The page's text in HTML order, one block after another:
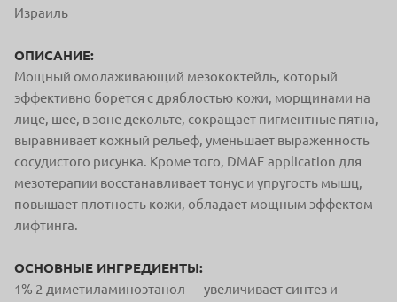
Израиль
ОПИСАНИЕ:
Мощный омолаживающий мезококтейль, который
эффективно борется с дряблостью кожи, морщинами на
лице, шее, в зоне декольте, сокращает пигментные пятна,
выравнивает кожный рельеф, уменьшает выраженность
сосудистого рисунка. Кроме того, DMAE application для
мезотерапии восстанавливает тонус и упругость мышц,
повышает плотность кожи, обладает мощным эффектом
лифтинга.
ОСНОВНЫЕ ИНГРЕДИЕНТЫ:
1% 2-диметиламиноэтанол — увеличивает синтез и